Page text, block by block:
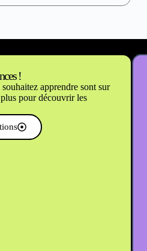
!
apprendre sont sur
pour découvrir les